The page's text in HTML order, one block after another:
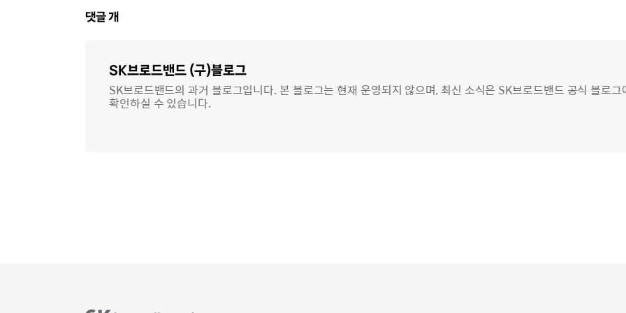
댓
댓글개
SK브로드밴드 (구)블로그
SK브로드밴드의 과거 블로그입니다. 본 블로그는 현재 운영되지 않으며, 최신 소식은 SK브로드밴드 공식 블로그
확인하실 수 있습니다.